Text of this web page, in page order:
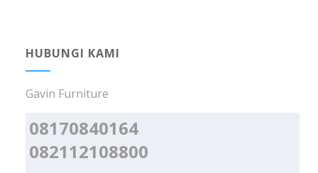
HUBUNGI KAMI
Gavin Furniture
08170840164
082112108800